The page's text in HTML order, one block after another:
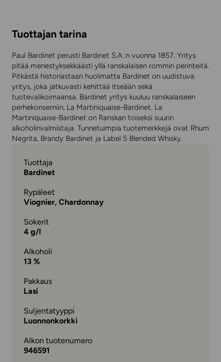
Tuottajan tarina
Paul Bardinet perusti Bardinet S.A.:n vuonna 1857. Yritys
pitää menestyksekkäästi yllä ranskalaisen rommin perinteitä.
Pitkästä historiastaan huolimatta Bardinet on uudistuva
yritys, joka jatkuvasti kehittää itseään sekä
tuotevalikoimaansa. Bardinet yritys kuuluu ranskalaiseen
perhekonserniin, La Martiniquaise-Bardinet. La
Martiniquaise-Bardinet on Ranskan toiseksi suurin
alkoholinvalmistaja. Tunnetuimpia tuotemerkkejä ovat Rhum
Negrita, Brandy Bardinet ja Label 5 Blended Whisky.
Tuottaja
Bardinet
Rypäleet
Viognier, Chardonnay
Sokerit
4 g/l
Alkoholi
13 %
Pakkaus
Lasi
Suljentatyyppi
Luonnonkorkki
Alkon tuotenumero
946591